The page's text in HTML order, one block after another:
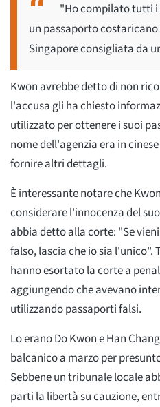
"Ho compilato tutti
un passaporto
Singapore consigliata da
Kwon avrebbe detto di non
l'accusa gli ha chiesto
utilizzato per ottenere i suoi
nome dell'agenzia era in
fornire altri dettagli.
È interessante notare che
considerare l'innocenza del
abbia detto alla corte: "Se
falso, lascia che io sia
hanno esortato la corte a
aggiungendo che avevano
utilizzando passaporti falsi.
Lo erano Do Kwon e Han
balcanico a marzo per
Sebbene un tribunale locale
parti la libertà su cauzione,